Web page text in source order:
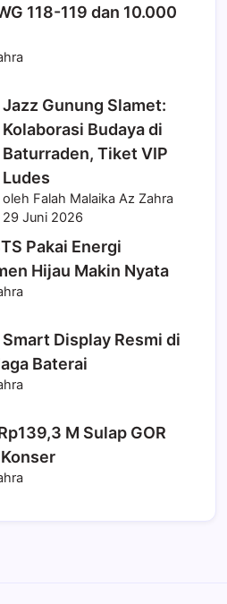
118-119 dan 10.000
Jazz Gunung Slamet:
Kolaborasi Budaya di
Baturraden, Tiket VIP
Ludes
oleh Falah Malaika Az Zahra
29 Juni 2026
Pakai Energi
Hijau Makin Nyata
Display Resmi di
Baterai
M Sulap GOR